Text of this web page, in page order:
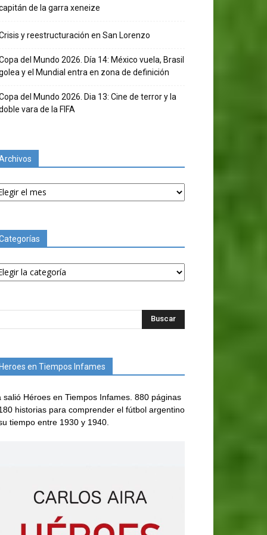
de la garra xeneize
y reestructuración en San Lorenzo
del Mundo 2026. Día 14: México vuela, Brasil
y el Mundial entra en zona de definición
del Mundo 2026. Dia 13: Cine de terror y la
vara de la FIFA
Heroes en Tiempos Infames
salió Héroes en Tiempos Infames. 880 páginas
historias para comprender el fútbol argentino
tiempo entre 1930 y 1940.